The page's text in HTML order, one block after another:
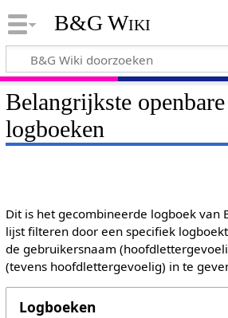
B&G Wiki
Belangrijkste openbare
logboeken
Dit is het gecombineerde logboek van
lijst filteren door een specifiek
de gebruikersnaam
(tevens hoofdlettergevoelig) in te
Logboeken